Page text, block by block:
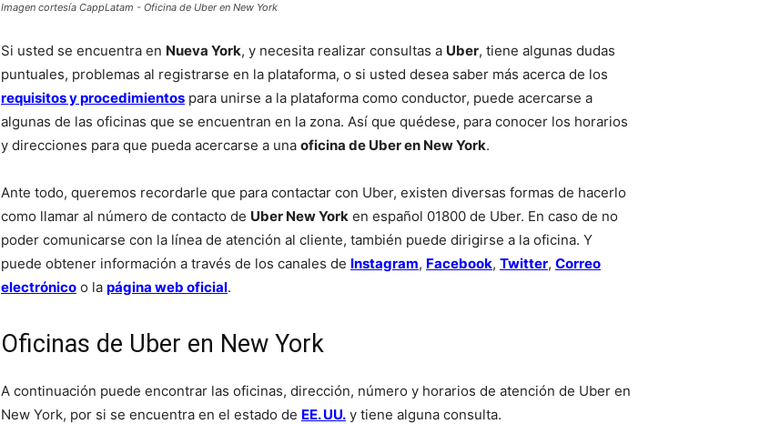
Imagen cortesía CappLatam - Oficina de Uber en New York
Si usted se encuentra en Nueva York, y necesita realizar consultas a Uber, tiene algunas dudas
puntuales, problemas al registrarse en la plataforma, o si usted desea saber más acerca de los
requisitos y procedimientos para unirse a la plataforma como conductor, puede acercarse a
algunas de las oficinas que se encuentran en la zona. Así que quédese, para conocer los horarios
y direcciones para que pueda acercarse a una oficina de Uber en New York.
Ante todo, queremos recordarle que para contactar con Uber, existen diversas formas de hacerlo
como llamar al número de contacto de Uber New York en español 01800 de Uber. En caso de no
poder comunicarse con la línea de atención al cliente, también puede dirigirse a la oficina. Y
puede obtener información a través de los canales de Instagram, Facebook, Twitter, Correo
electrónico o la página web oficial.
Oficinas de Uber en New York
A continuación puede encontrar las oficinas, dirección, número y horarios de atención de Uber en
New York, por si se encuentra en el estado de EE. UU. y tiene alguna consulta.